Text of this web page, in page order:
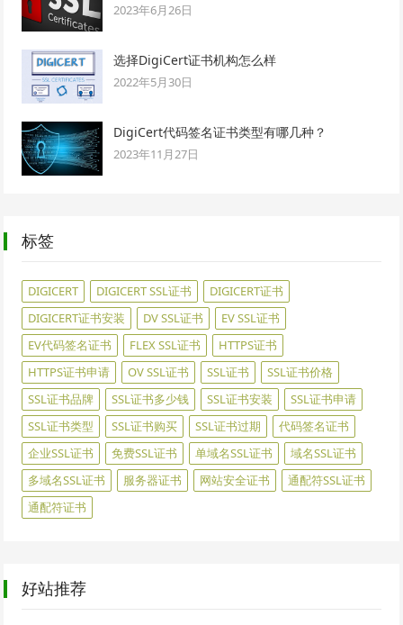
2023年6月26日
选择DigiCert证书机构怎么样
2022年5月30日
DigiCert代码签名证书类型有哪几种？
2023年11月27日
标签
DIGICERT DIGICERT SSL证书
DIGICERT证书
DIGICERT证书安装
DV SSL证书
EV SSL证书
EV代码签名证书
FLEX SSL证书
HTTPS证书
HTTPS证书申请
OV SSL证书 SSL证书
SSL证书价格
SSL证书品牌
SSL证书多少钱 SSL证书安装
SSL证书申请
SSL证书类型
SSL证书购买 SSL证书过期
代码签名证书
企业SSL证书
免费SSL证书 单域名SSL证书
域名SSL证书
多域名SSL证书
服务器证书 网站安全证书
通配符SSL证书
通配符证书
好站推荐